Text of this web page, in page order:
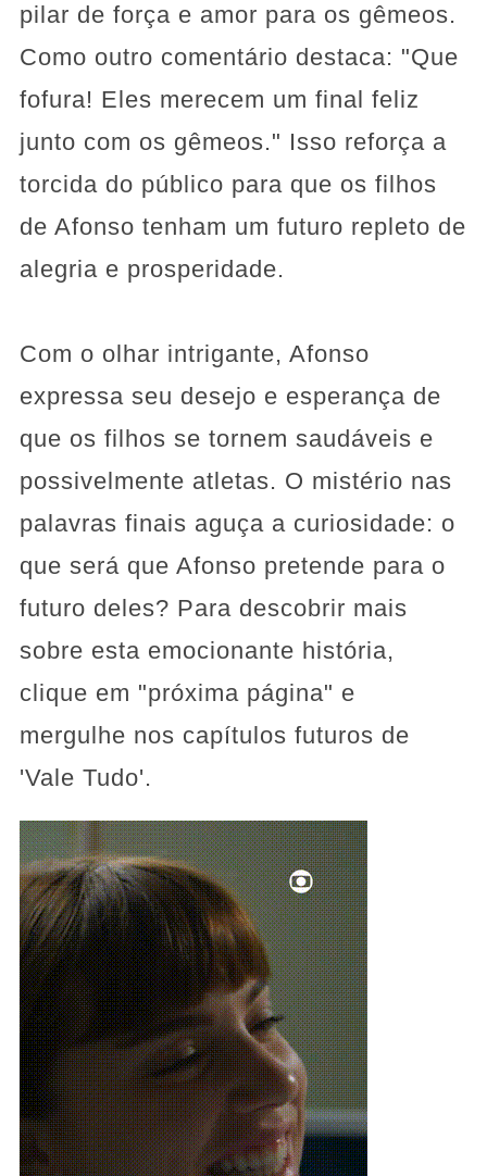
pilar de força e amor para os gêmeos.
Como outro comentário destaca: "Que
fofura! Eles merecem um final feliz
junto com os gêmeos." Isso reforça a
torcida do público para que os filhos
de Afonso tenham um futuro repleto de
alegria e prosperidade.
Com o olhar intrigante, Afonso
expressa seu desejo e esperança de
que os filhos se tornem saudáveis e
possivelmente atletas. O mistério nas
palavras finais aguça a curiosidade: o
que será que Afonso pretende para o
futuro deles? Para descobrir mais
sobre esta emocionante história,
clique em "próxima página" e
mergulhe nos capítulos futuros de
'Vale Tudo'.